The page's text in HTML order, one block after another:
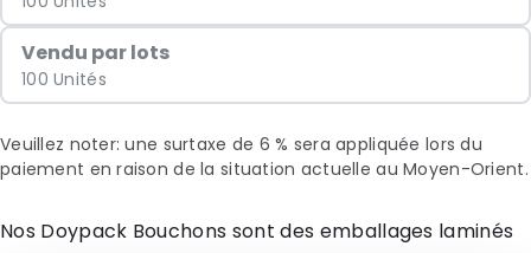
Vendu par lots
100 Unités
Veuillez noter: une surtaxe de 6 % sera appliquée lors du
paiement en raison de la situation actuelle au Moyen-Orient.
Nos Doypack Bouchons sont des emballages laminés